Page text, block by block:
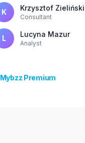
K Krzysztof Zieliński
Consultant
L Lucyna Mazur
Analyst
Mybzz Premium